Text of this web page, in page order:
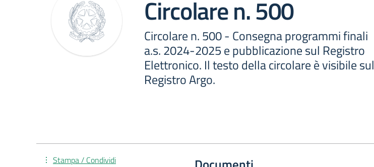
Circolare n. 500
Circolare n. 500 - Consegna programmi finali
a.s. 2024-2025 e pubblicazione sul Registro
Elettronico. Il testo della circolare è visibile sul
Registro Argo.
Stampa / Condividi